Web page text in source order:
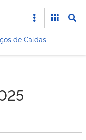
de Caldas